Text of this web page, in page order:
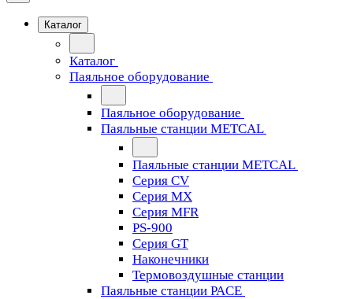
Каталог
Каталог
Паяльное оборудование
Паяльное оборудование
Паяльные станции METCAL
Паяльные станции METCAL
Серия CV
Серия MX
Серия MFR
PS-900
Серия GT
Наконечники
Термовоздушные станции
Паяльные станции PACE